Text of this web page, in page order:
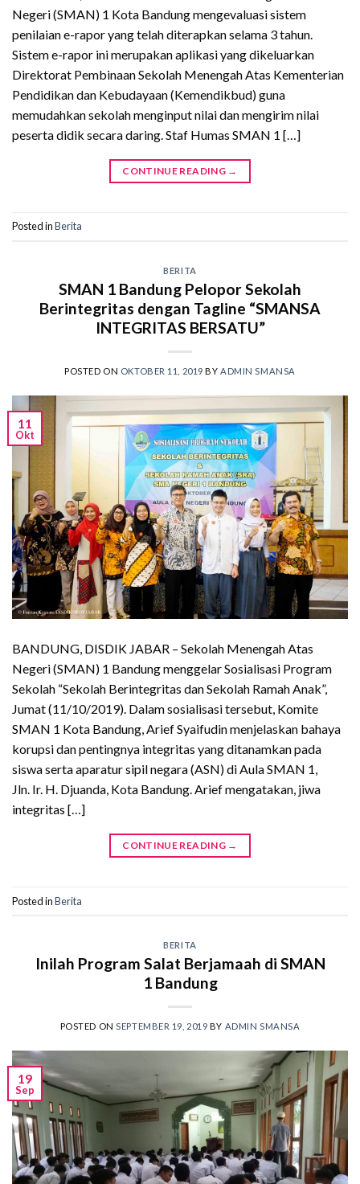
Negeri (SMAN) 1 Kota Bandung mengevaluasi sistem
penilaian e-rapor yang telah diterapkan selama 3 tahun.
Sistem e-rapor ini merupakan aplikasi yang dikeluarkan
Direktorat Pembinaan Sekolah Menengah Atas Kementerian
Pendidikan dan Kebudayaan (Kemendikbud) guna
memudahkan sekolah menginput nilai dan mengirim nilai
peserta didik secara daring. Staf Humas SMAN 1 […]
CONTINUE READING →
Posted inBerita
BERITA
SMAN 1 Bandung Pelopor Sekolah
Berintegritas dengan Tagline “SMANSA
INTEGRITAS BERSATU”
POSTED ON OKTOBER 11, 2019 BYADMIN SMANSA
11
Okt
BANDUNG, DISDIK JABAR – Sekolah Menengah Atas
Negeri (SMAN) 1 Bandung menggelar Sosialisasi Program
Sekolah “Sekolah Berintegritas dan Sekolah Ramah Anak”,
Jumat (11/10/2019). Dalam sosialisasi tersebut, Komite
SMAN 1 Kota Bandung, Arief Syaifudin menjelaskan bahaya
korupsi dan pentingnya integritas yang ditanamkan pada
siswa serta aparatur sipil negara (ASN) di Aula SMAN 1,
Jln. Ir. H. Djuanda, Kota Bandung. Arief mengatakan, jiwa
integritas […]
CONTINUE READING →
Posted inBerita
BERITA
Inilah Program Salat Berjamaah di SMAN
1 Bandung
POSTED ONSEPTEMBER 19, 2019 BY ADMIN SMANSA
19
Sep